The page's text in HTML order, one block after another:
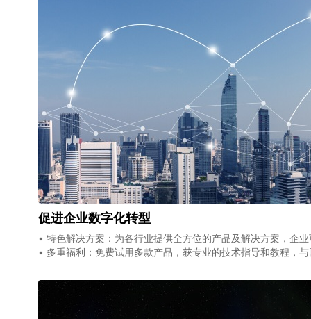
促进企业数字化转型
• 特色解决方案：为各行业提供全方位的产品及解决方案，企
• 多重福利：免费试用多款产品，获专业的技术指导和教程，